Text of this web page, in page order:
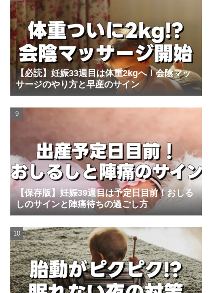
【必読】妊娠33週目は体重2kgへ！会陰マッ
サージのやり方と早産のサイン
【保存版】妊娠39週目は予定日目前！おしる
しのサインと陣痛待ちの過ごし方